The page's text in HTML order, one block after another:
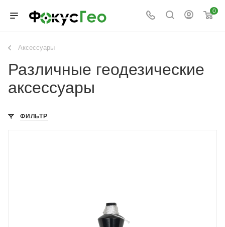
0
Аксессуары
Различные геодезические
аксессуары
ФИЛЬТР